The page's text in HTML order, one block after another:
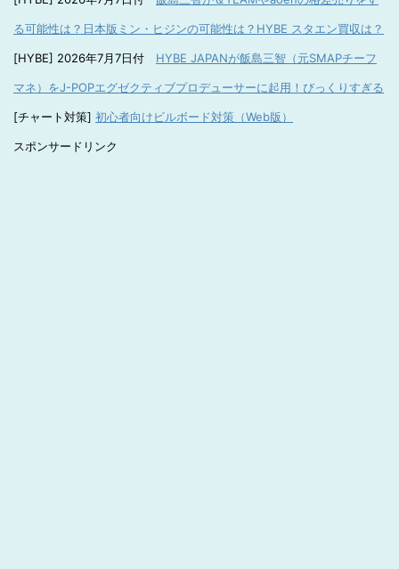
る可能性は？日本版ミン・ヒジンの可能性は？HYBE スタエン買収は？
[HYBE] 2026年7月7日付 HYBE JAPANが飯島三智（元SMAPチーフ
マネ）をJ-POPエグゼクティブプロデューサーに起用！びっくりすぎる
[チャート対策] 初心者向けビルボード対策（Web版）
スポンサードリンク